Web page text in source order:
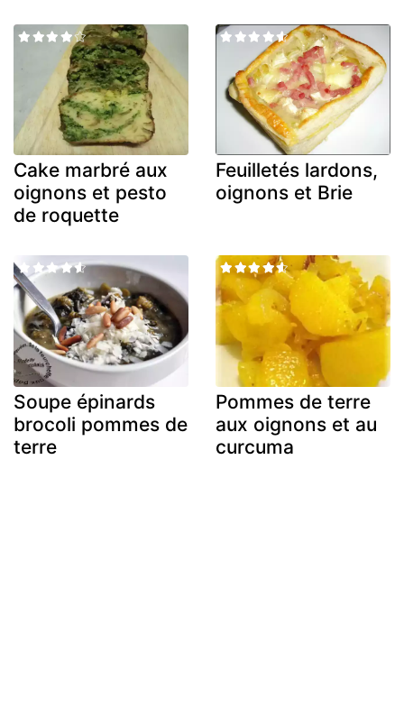
Cake marbré aux
oignons et pesto
de roquette
Feuilletés lardons,
oignons et Brie
Soupe épinards
brocoli pommes de
terre
Pommes de terre
aux oignons et au
curcuma